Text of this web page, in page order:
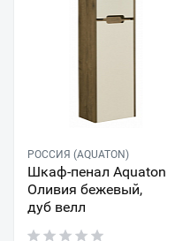
РОССИЯ (AQUATON)
Шкаф-пенал Aquaton
Оливия бежевый,
дуб велл